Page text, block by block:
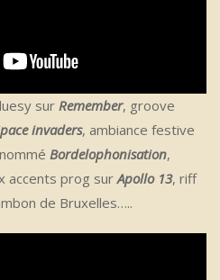
sur Remember, groove
invaders, ambiance festive
Bordelophonisation,
accents prog surApollo 13, riff
de Bruxelles…..